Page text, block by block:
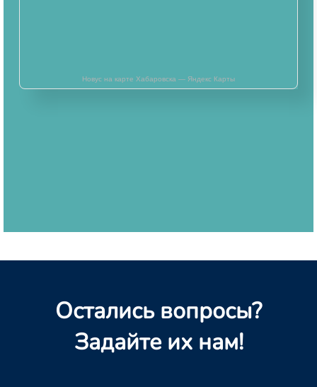
Новус на карте Хабаровска — Яндекс Карты
Остались вопросы?
Задайте их нам!